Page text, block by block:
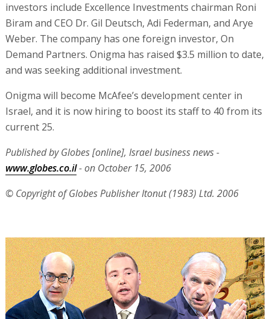
investors include Excellence Investments chairman Roni
Biram and CEO Dr. Gil Deutsch, Adi Federman, and Arye
Weber. The company has one foreign investor, On
Demand Partners. Onigma has raised $3.5 million to date,
and was seeking additional investment.
Onigma will become McAfee’s development center in
Israel, and it is now hiring to boost its staff to 40 from its
current 25.
Published by Globes [online], Israel business news -
www.globes.co.il- on October 15, 2006
© Copyright of Globes Publisher Itonut (1983) Ltd. 2006